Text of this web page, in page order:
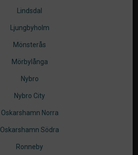
Lindsdal
Ljungbyholm
Mönsterås
Mörbylånga
Nybro
Nybro City
Oskarshamn Norra
Oskarshamn Södra
Ronneby
556590-5675
0480-492929